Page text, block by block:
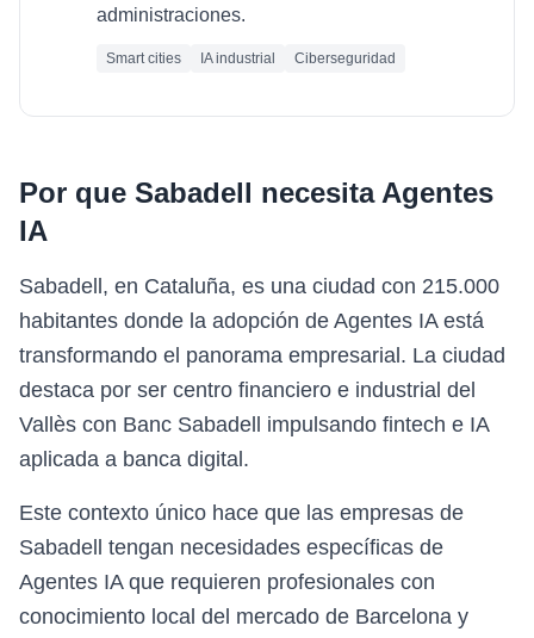
administraciones.
Smart cities IA industrial Ciberseguridad
Por que Sabadell necesita Agentes
IA
Sabadell, en Cataluña, es una ciudad con 215.000
habitantes donde la adopción de Agentes IA está
transformando el panorama empresarial. La ciudad
destaca por ser centro financiero e industrial del
Vallès con Banc Sabadell impulsando fintech e IA
aplicada a banca digital.
Este contexto único hace que las empresas de
Sabadell tengan necesidades específicas de
Agentes IA que requieren profesionales con
conocimiento local del mercado de Barcelona y